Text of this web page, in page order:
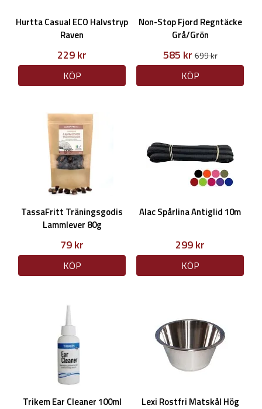
Hurtta Casual ECO Halvstryp
Raven
229 kr
KÖP
Non-Stop Fjord Regntäcke
Grå/Grön
585 kr699 kr
KÖP
TassaFritt Träningsgodis
Lammlever 80g
79 kr
KÖP
Alac Spårlina Antiglid 10m
299 kr
KÖP
Trikem Ear Cleaner 100ml Lexi Rostfri Matskål Hög